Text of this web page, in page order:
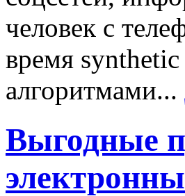
человек с
время synthetic
алгоритмами...
Выгодные